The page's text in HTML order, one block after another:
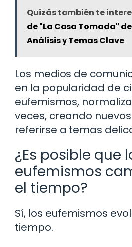
Quizás también te
de "La Casa Tomada"
Análisis y Temas Clave
Los medios de
en la popularidad de
eufemismos,
veces, creando
referirse a temas
¿Es posible que
eufemismos
el tiempo?
Sí, los eufemismos
tiempo.